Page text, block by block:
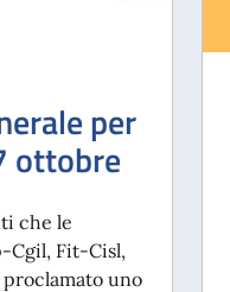
per
ottobre
che le
Cgil, Fit-Cisl,
uno